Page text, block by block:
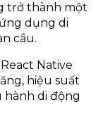
trở thành một
dụng di
cầu.
Native
hiệu suất
hành di động